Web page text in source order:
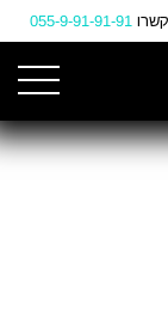
055-9-91-91-91